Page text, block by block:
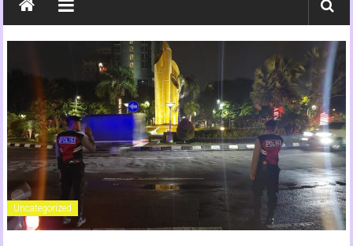
Jawa
Timur
Media
Jawa
Timur
Uncategorized